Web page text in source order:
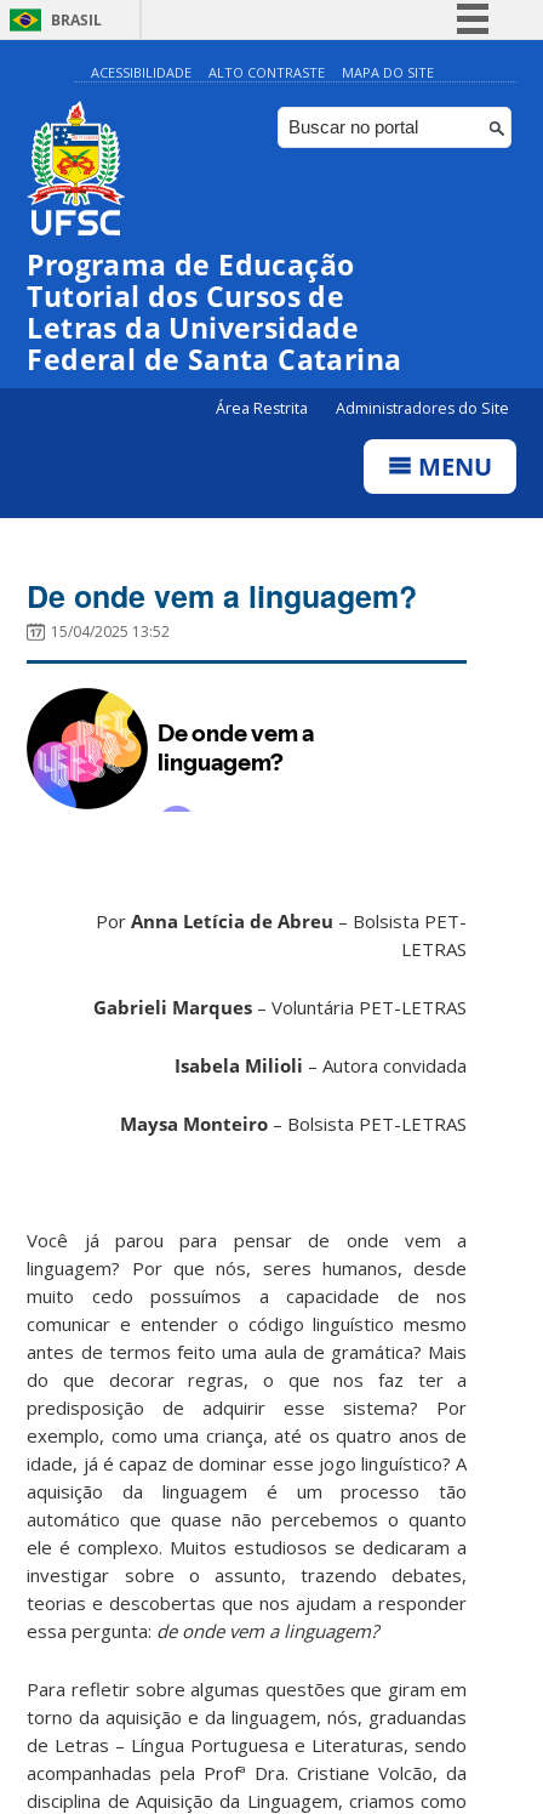
BRASIL
Simplifique!
Comunica BR
Participe
ACESSIBILIDADE ALTO CONTRASTE MAPA DO SITE
Programa de Educação
Tutorial dos Cursos de
Letras da Universidade
Federal de Santa Catarina
Área Restrita Administradores do Site
MENU
De onde vem a linguagem?
15/04/2025 13:52
PorAnna Letícia de Abreu – Bolsista PET-
LETRAS
Gabrieli Marques – Voluntária PET-LETRAS
Isabela Milioli – Autora convidada
Maysa Monteiro – Bolsista PET-LETRAS
Você já parou para pensar de onde vem a
linguagem? Por que nós, seres humanos, desde
muito cedo possuímos a capacidade de nos
comunicar e entender o código linguístico mesmo
antes de termos feito uma aula de gramática? Mais
do que decorar regras, o que nos faz ter a
predisposição de adquirir esse sistema? Por
exemplo, como uma criança, até os quatro anos de
idade, já é capaz de dominar esse jogo linguístico? A
aquisição da linguagem é um processo tão
automático que quase não percebemos o quanto
ele é complexo. Muitos estudiosos se dedicaram a
investigar sobre o assunto, trazendo debates,
teorias e descobertas que nos ajudam a responder
essa pergunta: de onde vem a linguagem?
Para refletir sobre algumas questões que giram em
torno da aquisição e da linguagem, nós, graduandas
de Letras – Língua Portuguesa e Literaturas, sendo
acompanhadas pela Profª Dra. Cristiane Volcão, da
disciplina de Aquisição da Linguagem, criamos como